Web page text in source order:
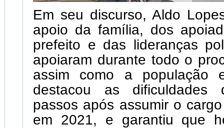
Em seu discurso, Aldo
apoio da família, dos
prefeito e das lideranças
apoiaram durante todo o
assim como a população
destacou as dificuldades
passos após assumir o
em 2021, e garantiu que